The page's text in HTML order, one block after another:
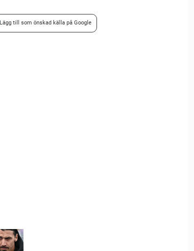
Lägg till som önskad källa på Google